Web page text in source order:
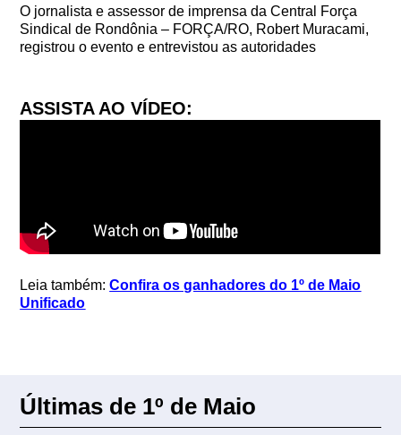
O jornalista e assessor de imprensa da Central Força
Sindical de Rondônia – FORÇA/RO, Robert Muracami,
registrou o evento e entrevistou as autoridades
ASSISTA AO VÍDEO:
Leia também:Confira os ganhadores do 1º de Maio
Unificado
Últimas de 1º de Maio